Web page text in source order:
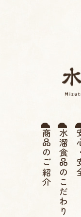
薩摩た
伝統 寒
菜漬け
商品のご紹介水溜食品のこだわり安